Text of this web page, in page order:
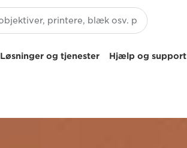
Løsninger og tjenester Hjælp og support